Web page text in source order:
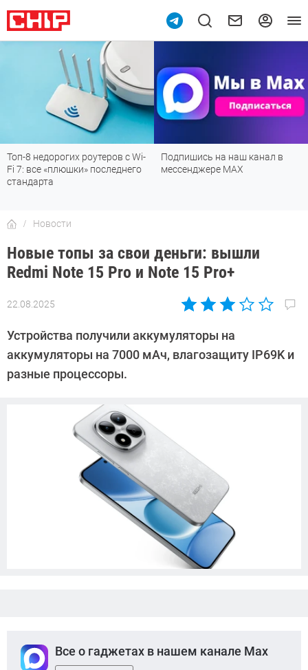
Топ-8 недорогих роутеров с Wi-
Fi 7: все «плюшки» последнего
стандарта
Подпишись на наш канал в
мессенджере МАХ
Новости
Новые топы за свои деньги: вышли
Redmi Note 15 Pro и Note 15 Pro+
22.08.2025
Автор:
Довлатова
Устройства получили аккумуляторы на
аккумуляторы на 7000 мАч, влагозащиту IP69K и
разные процессоры.
Все о гаджетах в нашем канале Max